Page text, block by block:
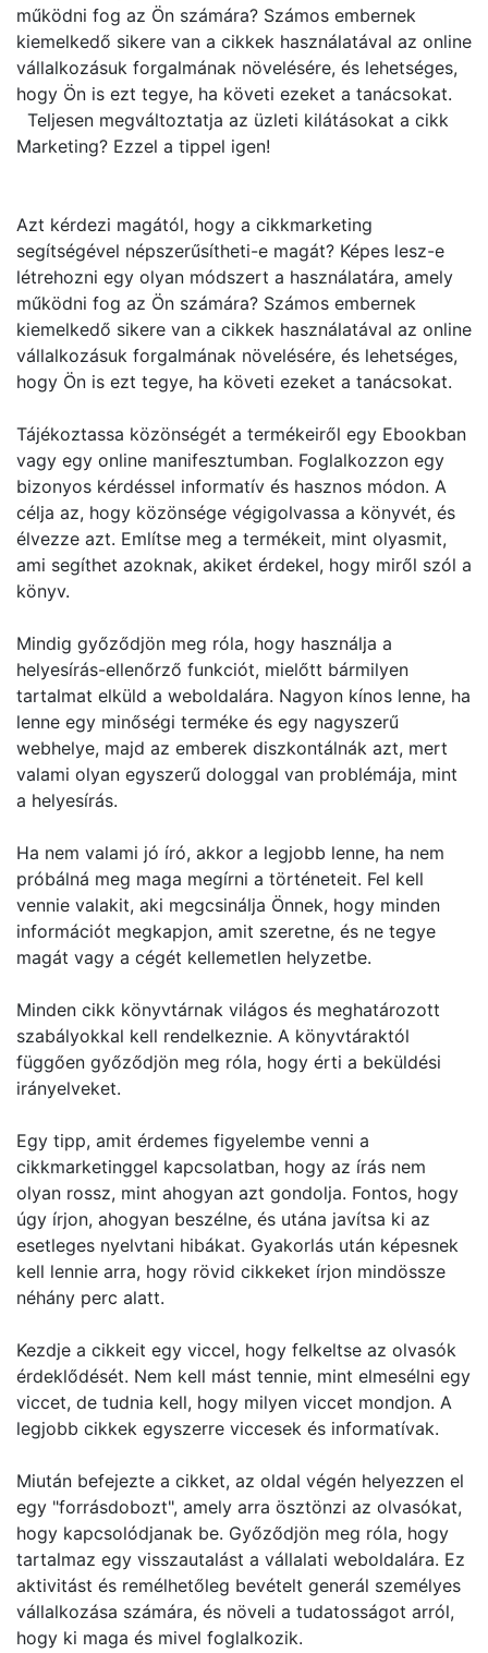
működni fog az Ön számára? Számos embernek
kiemelkedő sikere van a cikkek használatával az online
vállalkozásuk forgalmának növelésére, és lehetséges,
hogy Ön is ezt tegye, ha követi ezeket a tanácsokat.
Teljesen megváltoztatja az üzleti kilátásokat a cikk
Marketing? Ezzel a tippel igen!
Azt kérdezi magától, hogy a cikkmarketing
segítségével népszerűsítheti-e magát? Képes lesz-e
létrehozni egy olyan módszert a használatára, amely
működni fog az Ön számára? Számos embernek
kiemelkedő sikere van a cikkek használatával az online
vállalkozásuk forgalmának növelésére, és lehetséges,
hogy Ön is ezt tegye, ha követi ezeket a tanácsokat.
Tájékoztassa közönségét a termékeiről egy Ebookban
vagy egy online manifesztumban. Foglalkozzon egy
bizonyos kérdéssel informatív és hasznos módon. A
célja az, hogy közönsége végigolvassa a könyvét, és
élvezze azt. Említse meg a termékeit, mint olyasmit,
ami segíthet azoknak, akiket érdekel, hogy miről szól a
könyv.
Mindig győződjön meg róla, hogy használja a
helyesírás-ellenőrző funkciót, mielőtt bármilyen
tartalmat elküld a weboldalára. Nagyon kínos lenne, ha
lenne egy minőségi terméke és egy nagyszerű
webhelye, majd az emberek diszkontálnák azt, mert
valami olyan egyszerű dologgal van problémája, mint
a helyesírás.
Ha nem valami jó író, akkor a legjobb lenne, ha nem
próbálná meg maga megírni a történeteit. Fel kell
vennie valakit, aki megcsinálja Önnek, hogy minden
információt megkapjon, amit szeretne, és ne tegye
magát vagy a cégét kellemetlen helyzetbe.
Minden cikk könyvtárnak világos és meghatározott
szabályokkal kell rendelkeznie. A könyvtáraktól
függően győződjön meg róla, hogy érti a beküldési
irányelveket.
Egy tipp, amit érdemes figyelembe venni a
cikkmarketinggel kapcsolatban, hogy az írás nem
olyan rossz, mint ahogyan azt gondolja. Fontos, hogy
úgy írjon, ahogyan beszélne, és utána javítsa ki az
esetleges nyelvtani hibákat. Gyakorlás után képesnek
kell lennie arra, hogy rövid cikkeket írjon mindössze
néhány perc alatt.
Kezdje a cikkeit egy viccel, hogy felkeltse az olvasók
érdeklődését. Nem kell mást tennie, mint elmesélni egy
viccet, de tudnia kell, hogy milyen viccet mondjon. A
legjobb cikkek egyszerre viccesek és informatívak.
Miután befejezte a cikket, az oldal végén helyezzen el
egy "forrásdobozt", amely arra ösztönzi az olvasókat,
hogy kapcsolódjanak be. Győződjön meg róla, hogy
tartalmaz egy visszautalást a vállalati weboldalára. Ez
aktivitást és remélhetőleg bevételt generál személyes
vállalkozása számára, és növeli a tudatosságot arról,
hogy ki maga és mivel foglalkozik.